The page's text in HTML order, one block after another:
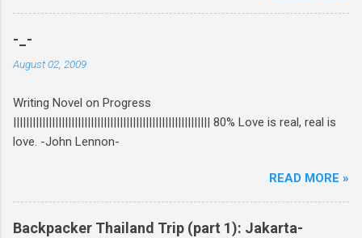
toko buku online. Bagi yang mau tahu behind
Follow twitter @rheinfathia dan Like Fan Page
Rhein Fathia Twitpic cover novel " Jalan Menuju
Cinta-Mu " dan mention 2 temanmu untuk
#JalanMenujuCintaMu novel @rheinfathia yuk,
@[nama teman1] @[nama teman2] Info
www.rheinfathia.com " Boleh nge-twit berkali-
-_-
August 02, 2009
Writing Novel on Progress
||||||||||||||||||||||||||||||||||||||||||||||||||||||||||||| 80% Love is real, real is
love. -John Lennon-
READ MORE »
Backpacker Thailand Trip (part 1): Jakarta-